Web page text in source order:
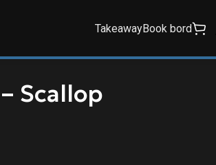
TakeawayBook bord
Scallop